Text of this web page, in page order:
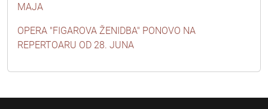
MAJA
OPERA "FIGAROVA ŽENIDBA" PONOVO NA
REPERTOARU OD 28. JUNA